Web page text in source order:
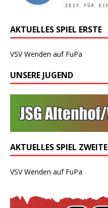
AKTUELLES SPIEL ERSTE
VSV Wenden auf FuPa
UNSERE JUGEND
AKTUELLES SPIEL ZWEITE
VSV Wenden auf FuPa